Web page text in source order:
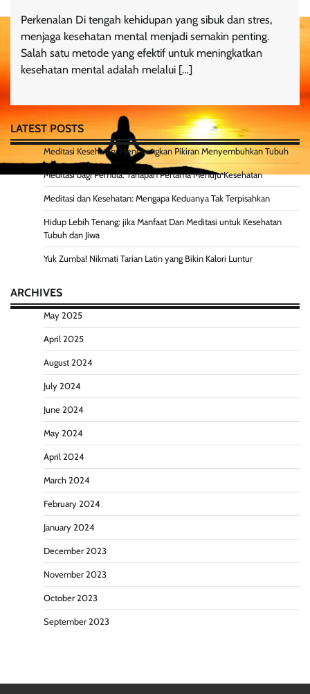
Perkenalan Di tengah kehidupan yang sibuk dan stres,
menjaga kesehatan mental menjadi semakin penting.
Salah satu metode yang efektif untuk meningkatkan
kesehatan mental adalah melalui […]
LATEST POSTS
Meditasi Kesehatan: Menenangkan Pikiran Menyembuhkan Tubuh
Meditasi bagi Pemula: Tahapan Pertama Menuju Kesehatan
Meditasi dan Kesehatan: Mengapa Keduanya Tak Terpisahkan
Hidup Lebih Tenang: jika Manfaat Dan Meditasi untuk Kesehatan
Tubuh dan Jiwa
Yuk Zumba! Nikmati Tarian Latin yang Bikin Kalori Luntur
ARCHIVES
May 2025
April 2025
August 2024
July 2024
June 2024
May 2024
April 2024
March 2024
February 2024
January 2024
December 2023
November 2023
October 2023
September 2023